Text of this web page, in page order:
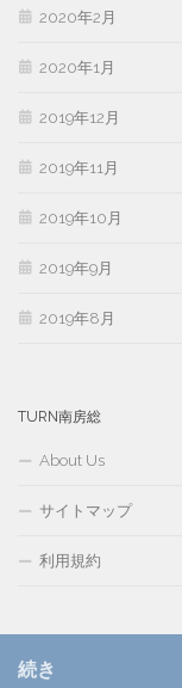
2020年2月
2020年1月
2019年12月
2019年11月
2019年10月
2019年9月
2019年8月
TURN南房総
About Us
サイトマップ
利用規約
続き